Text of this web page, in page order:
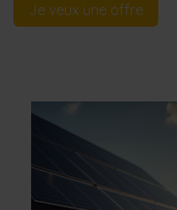
Je veux une offre